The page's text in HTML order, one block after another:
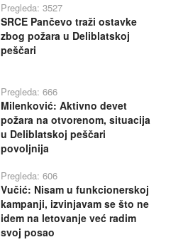
Pregleda: 3527
SRCE Pančevo traži ostavke
zbog požara u Deliblatskoj
peščari
Pregleda: 666
Milenković: Aktivno devet
požara na otvorenom, situacija
u Deliblatskoj peščari
povoljnija
Pregleda: 606
Vučić: Nisam u funkcionerskoj
kampanji, izvinjavam se što ne
idem na letovanje već radim
svoj posao